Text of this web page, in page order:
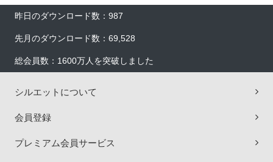
昨日のダウンロード数：987
先月のダウンロード数：69,528
総会員数：1600万人を突破しました
シルエットについて
会員登録
プレミアム会員サービス